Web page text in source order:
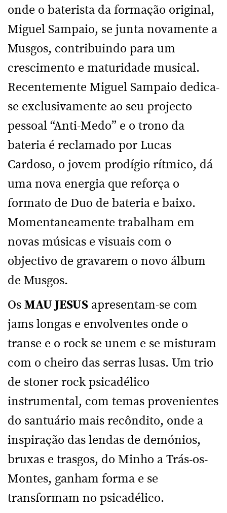
onde o baterista da formação original,
Miguel Sampaio, se junta novamente a
Musgos, contribuindo para um
crescimento e maturidade musical.
Recentemente Miguel Sampaio dedica-
se exclusivamente ao seu projecto
pessoal “Anti-Medo” e o trono da
bateria é reclamado por Lucas
Cardoso, o jovem prodígio rítmico, dá
uma nova energia que reforça o
formato de Duo de bateria e baixo.
Momentaneamente trabalham em
novas músicas e visuais com o
objectivo de gravarem o novo álbum
de Musgos.
Os MAU JESUS apresentam-se com
jams longas e envolventes onde o
transe e o rock se unem e se misturam
com o cheiro das serras lusas. Um trio
de stoner rock psicadélico
instrumental, com temas provenientes
do santuário mais recôndito, onde a
inspiração das lendas de demónios,
bruxas e trasgos, do Minho a Trás-os-
Montes, ganham forma e se
transformam no psicadélico.